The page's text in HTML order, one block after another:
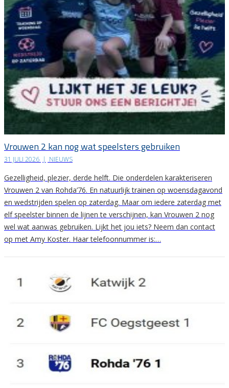
Vrouwen 2 kan nog wat speelsters gebruiken
31 JULI 2026 | NIEUWS
Gezelligheid, plezier, derde helft. Die onderdelen karakteriseren
Vrouwen 2 van Rohda’76. En natuurlijk trainen op woensdagavond
en wedstrijden spelen op zaterdag. Maar om iedere zaterdag met
elf speelster binnen de lijnen te verschijnen, kan Vrouwen 2 nog
wel wat aanwas gebruiken. Lijkt het jou iets? Neem dan contact
op met Amy Koster. Haar telefoonnummer is:…